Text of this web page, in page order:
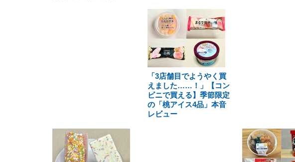
「3店舗目でようやく買
えました……！」【コン
ビニで買える】季節限定
の「桃アイス4品」本音
レビュー